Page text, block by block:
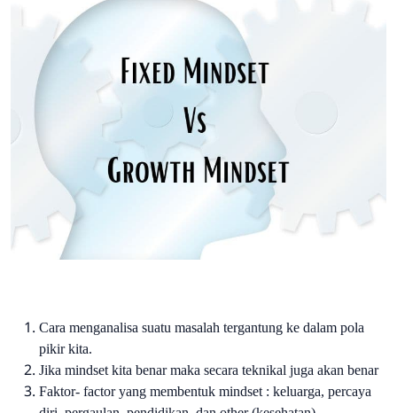
Cara menganalisa suatu masalah tergantung ke dalam pola
pikir kita.
Jika mindset kita benar maka secara teknikal juga akan benar
Faktor- factor yang membentuk mindset : keluarga, percaya